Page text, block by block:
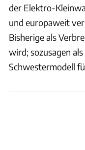
der Elektro-
und europaweit
Bisherige als
wird; sozusagen
Schwestermodell